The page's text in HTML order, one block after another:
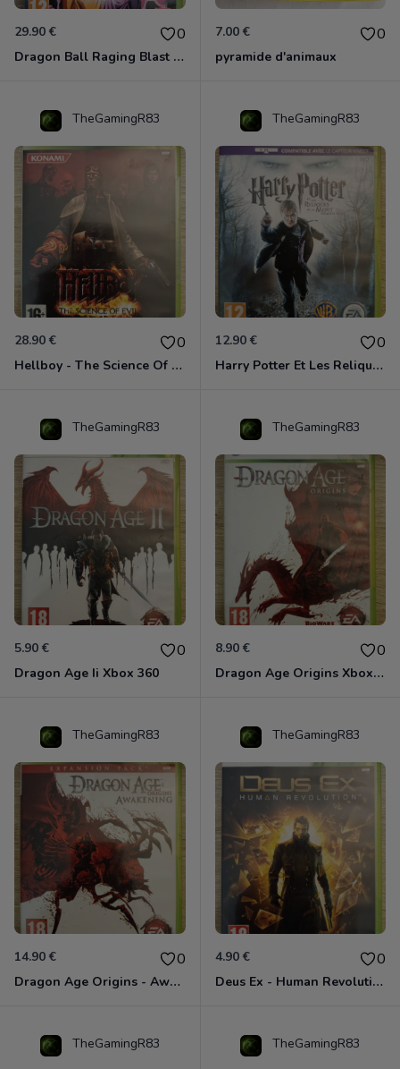
29.90 € 0
Dragon Ball Raging Blast 2 Xbox 360
7.00 € 0
pyramide d'animaux
TheGamingR83
28.90 € 0
Hellboy - The Science Of Evil Xbox 360
TheGamingR83
12.90 € 0
Harry Potter Et Les Reliques De La Mort - 1ère Partie Xbox 360
TheGamingR83
5.90 € 0
Dragon Age Ii Xbox 360
TheGamingR83
8.90 € 0
Dragon Age Origins Xbox 360
TheGamingR83
14.90 € 0
Dragon Age Origins - Awakening Xbox 360
TheGamingR83
4.90 € 0
Deus Ex - Human Revolution Xbox 360
TheGamingR83 TheGamingR83